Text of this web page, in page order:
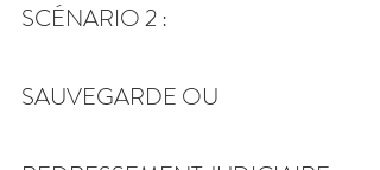
SCÉNARIO 2 :
SAUVEGARDE OU